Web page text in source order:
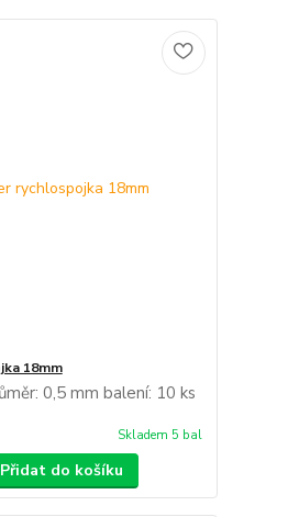
18mm
0,5 mm balení: 10 ks
Skladem 5 bal
Přidat do košíku